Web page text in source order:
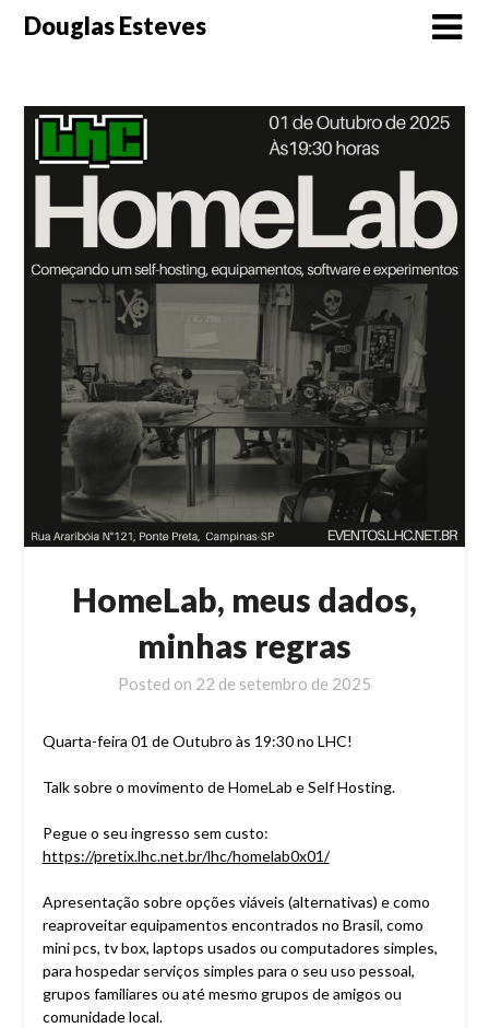
SkipDouglas Esteves
HomeLab, meus dados,
minhas regras
Posted on 22 de setembro de 2025
Quarta-feira 01 de Outubro às 19:30 no LHC!
Talk sobre o movimento de HomeLab e Self Hosting.
Pegue o seu ingresso sem custo:
https://pretix.lhc.net.br/lhc/homelab0x01/
Apresentação sobre opções viáveis (alternativas) e como
reaproveitar equipamentos encontrados no Brasil, como
mini pcs, tv box, laptops usados ou computadores simples,
para hospedar serviços simples para o seu uso pessoal,
grupos familiares ou até mesmo grupos de amigos ou
comunidade local.